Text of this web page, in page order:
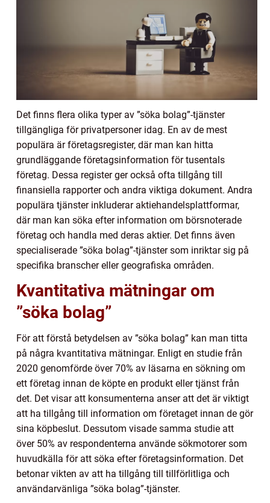
Det finns flera olika typer av ”söka bolag”-tjänster
tillgängliga för privatpersoner idag. En av de mest
populära är företagsregister, där man kan hitta
grundläggande företagsinformation för tusentals
företag. Dessa register ger också ofta tillgång till
finansiella rapporter och andra viktiga dokument. Andra
populära tjänster inkluderar aktiehandelsplattformar,
där man kan söka efter information om börsnoterade
företag och handla med deras aktier. Det finns även
specialiserade ”söka bolag”-tjänster som inriktar sig på
specifika branscher eller geografiska områden.
Kvantitativa mätningar om
”söka bolag”
För att förstå betydelsen av ”söka bolag” kan man titta
på några kvantitativa mätningar. Enligt en studie från
2020 genomförde över 70% av läsarna en sökning om
ett företag innan de köpte en produkt eller tjänst från
det. Det visar att konsumenterna anser att det är viktigt
att ha tillgång till information om företaget innan de gör
sina köpbeslut. Dessutom visade samma studie att
över 50% av respondenterna använde sökmotorer som
huvudkälla för att söka efter företagsinformation. Det
betonar vikten av att ha tillgång till tillförlitliga och
användarvänliga ”söka bolag”-tjänster.